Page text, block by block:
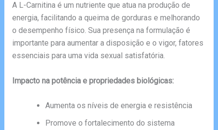
A L-Carnitina é um nutriente que atua na produção de
energia, facilitando a queima de gorduras e melhorando
o desempenho físico. Sua presença na formulação é
importante para aumentar a disposição e o vigor, fatores
essenciais para uma vida sexual satisfatória.
Impacto na potência e propriedades biológicas:
Aumenta os níveis de energia e resistência
Promove o fortalecimento do sistema